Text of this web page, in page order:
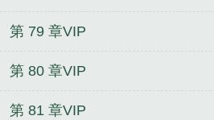
第 79 章VIP
第 80 章VIP
第 81 章VIP